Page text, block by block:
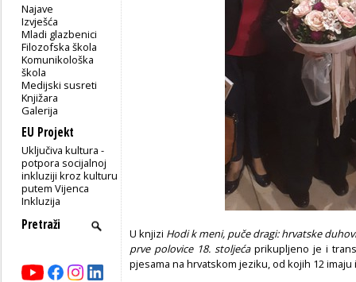
Najave
Izvješća
Mladi glazbenici
Filozofska škola
Komunikološka
škola
Medijski susreti
Knjižara
Galerija
EU Projekt
Uključiva kultura -
potpora socijalnoj
inkluziji kroz kulturu
putem Vijenca
Inkluzija
U knjizi Hodi k meni, puče dragi: hrvatske
prve polovice 18. stoljećaprikupljeno je i
pjesama na hrvatskom jeziku, od kojih 12